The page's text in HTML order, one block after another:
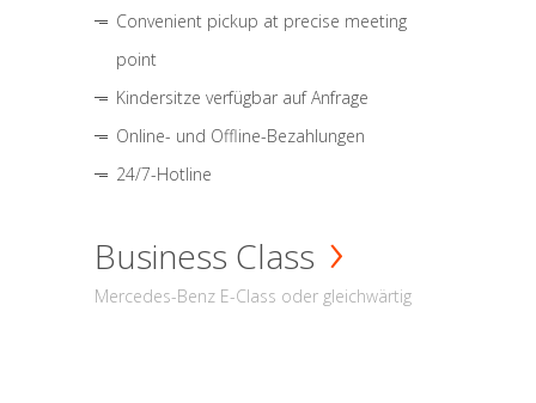
Convenient pickup at precise meeting
point
Kindersitze verfügbar auf Anfrage
Online- und Offline-Bezahlungen
24/7-Hotline
Business Class
Mercedes-Benz E-Class oder gleichwärtig